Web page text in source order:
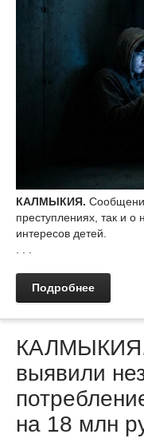
КАЛМЫКИЯ.
преступлениях, так и
интересов детей.
Подробнее
выявили
на 18 млн